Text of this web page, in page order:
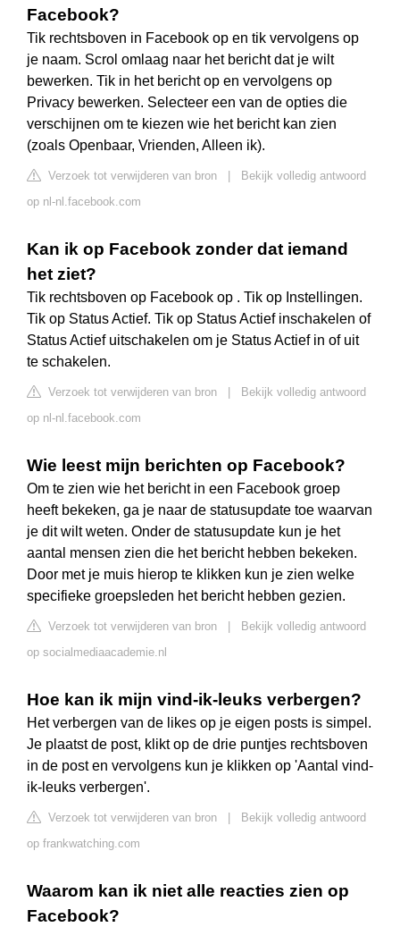
Facebook?
Tik rechtsboven in Facebook op en tik vervolgens op
je naam. Scrol omlaag naar het bericht dat je wilt
bewerken. Tik in het bericht op en vervolgens op
Privacy bewerken. Selecteer een van de opties die
verschijnen om te kiezen wie het bericht kan zien
(zoals Openbaar, Vrienden, Alleen ik).
Verzoek tot verwijderen van bron
Bekijk volledig antwoord
op nl-nl.facebook.com
Kan ik op Facebook zonder dat iemand
het ziet?
Tik rechtsboven op Facebook op . Tik op Instellingen.
Tik op Status Actief. Tik op Status Actief inschakelen of
Status Actief uitschakelen om je Status Actief in of uit
te schakelen.
Verzoek tot verwijderen van bron
Bekijk volledig antwoord
op nl-nl.facebook.com
Wie leest mijn berichten op Facebook?
Om te zien wie het bericht in een Facebook groep
heeft bekeken, ga je naar de statusupdate toe waarvan
je dit wilt weten. Onder de statusupdate kun je het
aantal mensen zien die het bericht hebben bekeken.
Door met je muis hierop te klikken kun je zien welke
specifieke groepsleden het bericht hebben gezien.
Verzoek tot verwijderen van bron
Bekijk volledig antwoord
op socialmediaacademie.nl
Hoe kan ik mijn vind-ik-leuks verbergen?
Het verbergen van de likes op je eigen posts is simpel.
Je plaatst de post, klikt op de drie puntjes rechtsboven
in de post en vervolgens kun je klikken op 'Aantal vind-
ik-leuks verbergen'.
Verzoek tot verwijderen van bron
Bekijk volledig antwoord
op frankwatching.com
Waarom kan ik niet alle reacties zien op
Facebook?